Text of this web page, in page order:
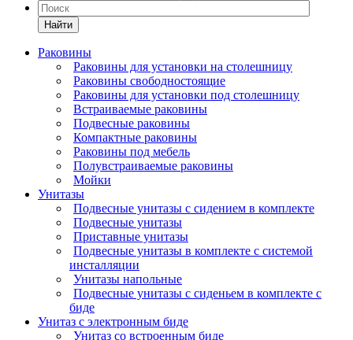
Найти
Раковины
Раковины для установки на столешницу
Раковины свободностоящие
Раковины для установки под столешницу
Встраиваемые раковины
Подвесные раковины
Компактные раковины
Раковины под мебель
Полувстраиваемые раковины
Мойки
Унитазы
Подвесные унитазы с сидением в комплекте
Подвесные унитазы
Приставные унитазы
Подвесные унитазы в комплекте с системой
инсталляции
Унитазы напольные
Подвесные унитазы с сиденьем в комплекте с
биде
Унитаз с электронным биде
Унитаз со встроенным биде